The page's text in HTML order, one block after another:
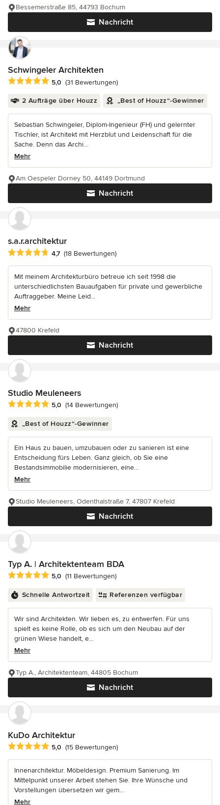
Nachricht
Bessemerstraße 85, 44793 Bochum
Schwingeler Architekten
Durchschnittliche Bewertung: 5 von 5 Sternen
5,0 (31 Bewertungen)
2 Aufträge über Houzz „Best of Houzz“-Gewinner
Sebastian Schwingeler, Diplom-Ingenieur (FH) und gelernter
Tischler, ist Architekt mit Herzblut und Leidenschaft für die
Sache. Denn das Archi...
Mehr
Nachricht
Am Oespeler Dorney 50, 44149 Dortmund
s.a.r.architektur
Durchschnittliche Bewertung: 4.7 von 5 Sternen
4,7 (18 Bewertungen)
Mit meinem Architekturbüro betreue ich seit 1998 die
unterschiedlichsten Bauaufgaben für private und gewerbliche
Auftraggeber. Meine Leid...
Mehr
Nachricht
47800 Krefeld
Studio Meuleneers
Durchschnittliche Bewertung: 5 von 5 Sternen
5,0 (14 Bewertungen)
„Best of Houzz“-Gewinner
Ein Haus zu bauen, umzubauen oder zu sanieren ist eine
Entscheidung fürs Leben. Ganz gleich, ob Sie eine
Bestandsimmobilie modernisieren, eine...
Mehr
Nachricht
Studio Meuleneers, Odenthalstraße 7, 47807 Krefeld
Typ A. | Architektenteam BDA
Durchschnittliche Bewertung: 5 von 5 Sternen
5,0 (11 Bewertungen)
Schnelle Antwortzeit Referenzen verfügbar
Wir sind Architekten. Wir lieben es, zu entwerfen. Für uns
spielt es keine Rolle, ob es sich um den Neubau auf der
grünen Wiese handelt, e...
Mehr
Nachricht
Typ A., Architektenteam, 44805 Bochum
KuDo Architektur
Durchschnittliche Bewertung: 5 von 5 Sternen
5,0 (15 Bewertungen)
Innenarchitektur. Möbeldesign. Premium Sanierung. Im
Mittelpunkt unserer Arbeit stehen Sie. Ihre Wünsche und
Vorstellungen übersetzen wir gem...
Mehr